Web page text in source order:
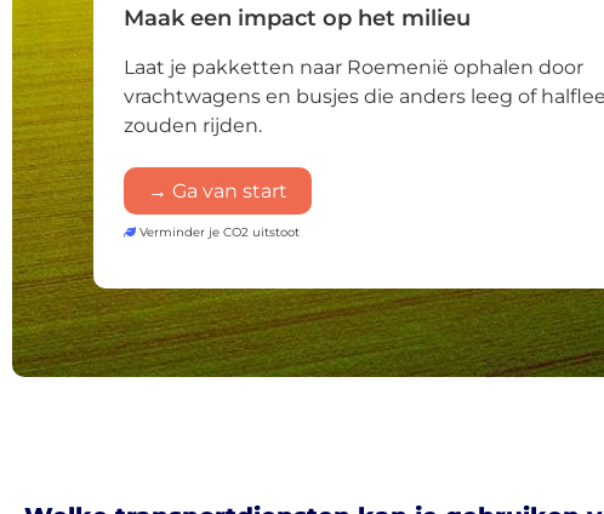
Maak een impact op het milieu
Laat je pakketten naar Roemenië ophalen door
vrachtwagens en busjes die anders leeg of
zouden rijden.
→ Ga van start
Verminder je CO2 uitstoot